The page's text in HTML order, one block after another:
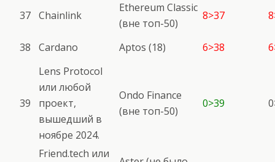
37 Chainlink
Ethereum Classic
(вне топ-50)
8>37
38 Cardano Aptos (18) 6>38
39
Lens Protocol
или любой
проект,
вышедший в
ноябре 2024.
Ondo Finance
(вне топ-50)
0>39
Friend.tech или